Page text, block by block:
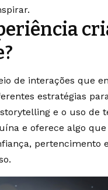
de interações que
estratégias
e o uso de
e oferece algo
pertencimento